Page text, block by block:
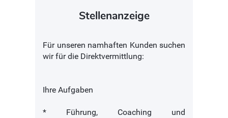
Stellenanzeige
Für unseren namhaften Kunden suchen
wir für die Direktvermittlung:
Ihre Aufgaben
* Führung, Coaching und